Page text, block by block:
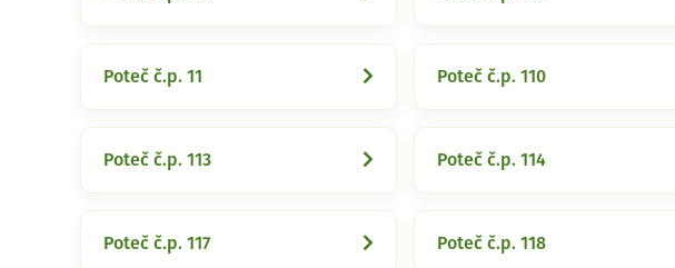
Poteč č.p. 11 Poteč č.p. 110
Poteč č.p. 113 Poteč č.p. 114
Poteč č.p. 117 Poteč č.p. 118